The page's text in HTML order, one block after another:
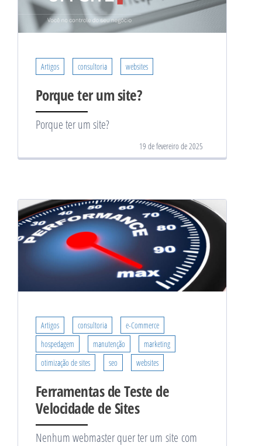
Artigos consultoria websites
Porque ter um site?
Porque ter um site?
19 de fevereiro de 2025
Artigos consultoria
e-Commerce
hospedagem
manutenção
marketing
otimização de sites
seo websites
Ferramentas de Teste de
Velocidade de Sites
Nenhum webmaster quer ter um site com